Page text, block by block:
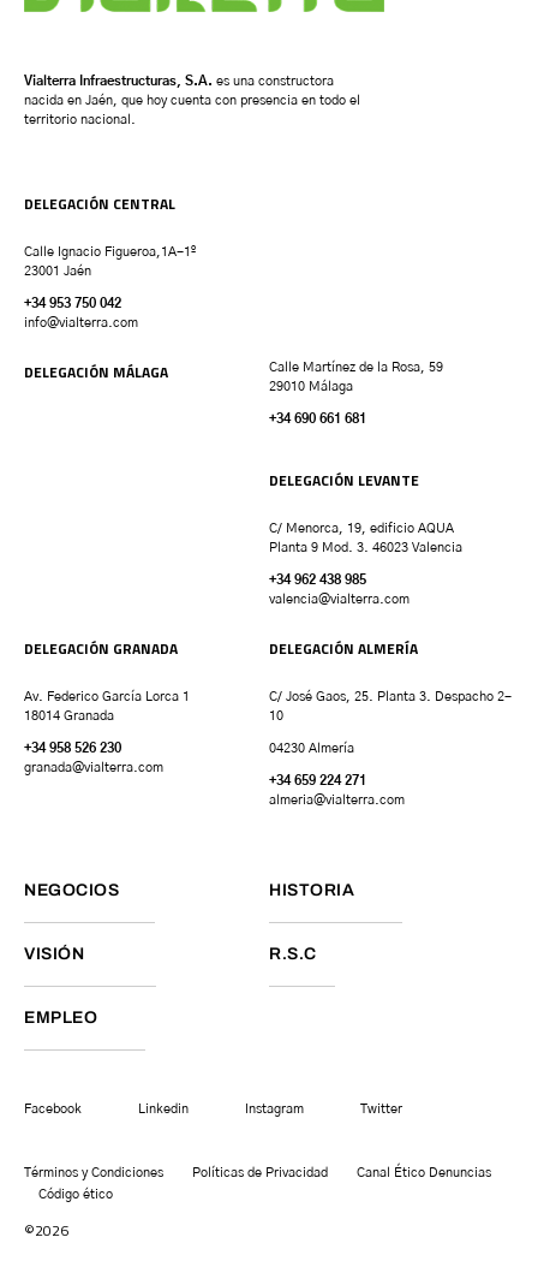
Vialterra Infraestructuras, S.A. es una constructora
nacida en Jaén, que hoy cuenta con presencia en todo el
territorio nacional.
DELEGACIÓN CENTRAL
Calle Ignacio Figueroa,1A-1º
23001 Jaén
+34 953 750 042
info@vialterra.com
DELEGACIÓN MÁLAGA
Calle Martínez de la Rosa, 59
29010 Málaga
+34 690 661 681
DELEGACIÓN LEVANTE
C/ Menorca, 19, edificio AQUA
Planta 9 Mod. 3. 46023 Valencia
+34 962 438 985
valencia@vialterra.com
DELEGACIÓN GRANADA
Av. Federico García Lorca 1
18014 Granada
+34 958 526 230
granada@vialterra.com
DELEGACIÓN ALMERÍA
C/ José Gaos, 25. Planta 3. Despacho 2-
10
04230 Almería
+34 659 224 271
almeria@vialterra.com
NEGOCIOS HISTORIA
VISIÓN R.S.C
EMPLEO
Facebook Linkedin Instagram Twitter
Términos y Condiciones Políticas de Privacidad
Canal Ético Denuncias
Código ético
©2026